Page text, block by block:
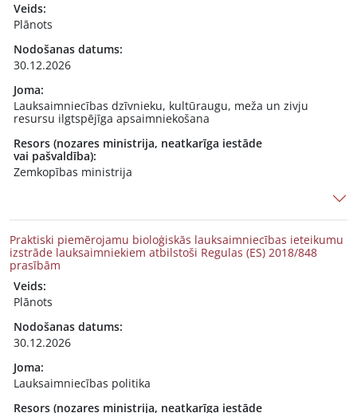
Veids:
Plānots
Nodošanas datums:
30.12.2026
Joma:
Lauksaimniecības dzīvnieku, kultūraugu, meža un zivju
resursu ilgtspējīga apsaimniekošana
Resors (nozares ministrija, neatkarīga iestāde
vai pašvaldība):
Zemkopības ministrija
Praktiski piemērojamu bioloģiskās lauksaimniecības ieteikumu
izstrāde lauksaimniekiem atbilstoši Regulas (ES) 2018/848
prasībām
Veids:
Plānots
Nodošanas datums:
30.12.2026
Joma:
Lauksaimniecības politika
Resors (nozares ministrija, neatkarīga iestāde